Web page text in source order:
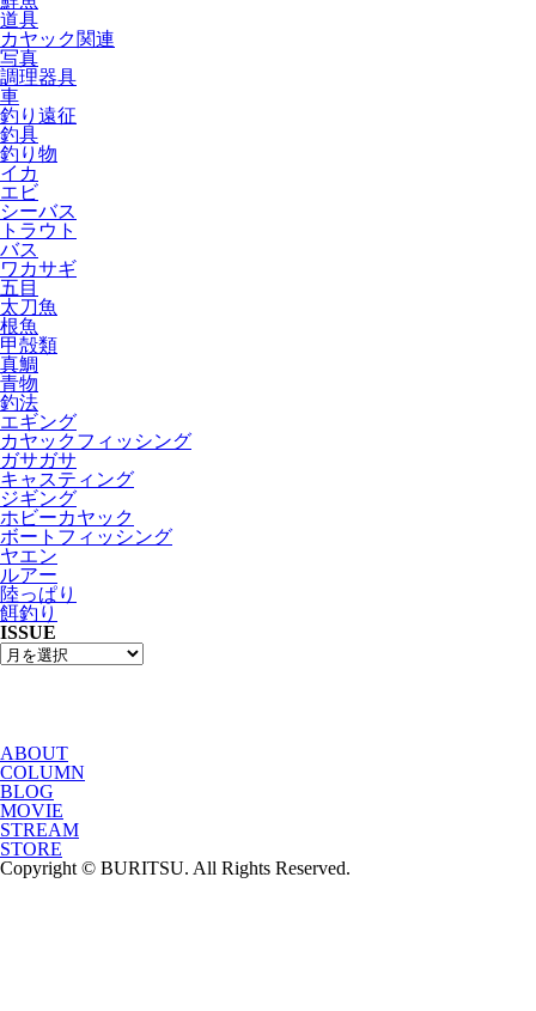
道具
カヤック関連
写真
調理器具
車
釣り遠征
釣具
釣り物
イカ
エビ
シーバス
トラウト
バス
ワカサギ
五目
太刀魚
根魚
甲殻類
真鯛
青物
釣法
エギング
カヤックフィッシング
ガサガサ
キャスティング
ジギング
ホビーカヤック
ボートフィッシング
ヤエン
ルアー
陸っぱり
餌釣り
ISSUE
ABOUT
COLUMN
BLOG
MOVIE
STREAM
STORE
Copyright © BURITSU. All Rights Reserved.